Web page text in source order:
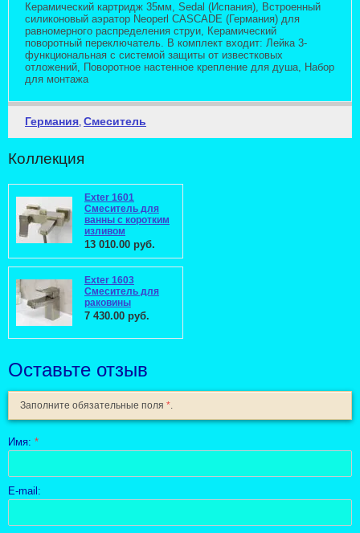
Керамический картридж 35мм, Sedal (Испания), Встроенный
силиконовый аэратор Neoperl CASCADE (Германия) для
равномерного распределения струи, Керамический
поворотный переключатель. В комплект входит: Лейка 3-
функциональная с системой защиты от известковых
отложений, Поворотное настенное крепление для душа, Набор
для монтажа
Германия, Смеситель
Коллекция
Exter 1601
Смеситель для
ванны с коротким
изливом
13 010.00 руб.
Exter 1603
Смеситель для
раковины
7 430.00 руб.
Оставьте отзыв
Заполните обязательные поля *.
Имя: *
E-mail: